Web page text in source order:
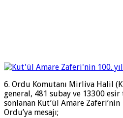
6. Ordu Komutanı Mirliva Halil
general, 481 subay ve 13300 esir
sonlanan Kut’ül Amare Zaferi’nin
Ordu’ya mesajı;